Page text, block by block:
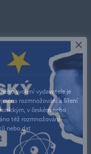
svolení vydavatele je
rozmnožování a šíření
v českém nebo
též rozmnožování
nebo dat